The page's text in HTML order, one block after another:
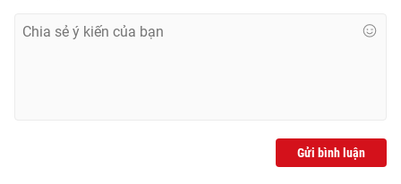
Gửi bình luận